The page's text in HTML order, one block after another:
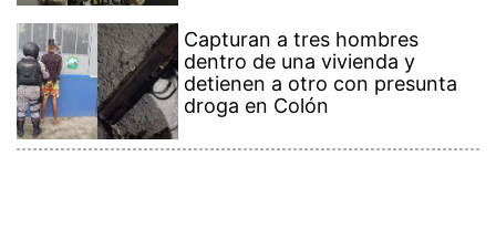
Capturan a tres hombres
dentro de una vivienda y
detienen a otro con presunta
droga en Colón